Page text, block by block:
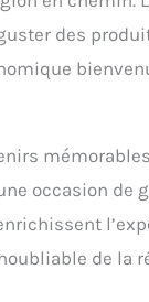
des
mémorables
occasion de
de la